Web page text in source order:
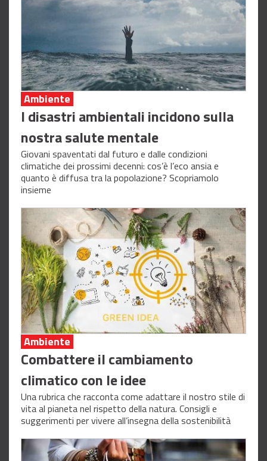
Ambiente
I disastri ambientali incidono sulla
nostra salute mentale
Giovani spaventati dal futuro e dalle condizioni
climatiche dei prossimi decenni: cos’è l’eco ansia e
quanto è diffusa tra la popolazione? Scopriamolo
insieme
Ambiente
Combattere il cambiamento
climatico con le idee
Una rubrica che racconta come adattare il nostro stile di
vita al pianeta nel rispetto della natura. Consigli e
suggerimenti per vivere all’insegna della sostenibilità